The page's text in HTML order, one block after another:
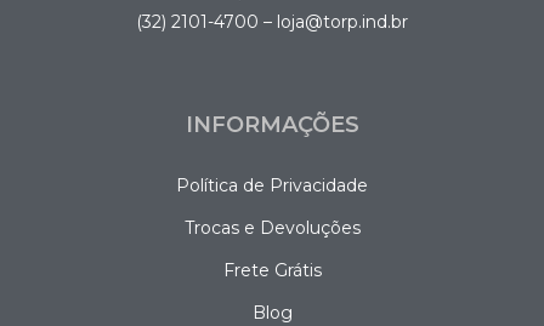
(32) 2101-4700 – loja@torp.ind.br
INFORMAÇÕES
Política de Privacidade
Trocas e Devoluções
Frete Grátis
Blog